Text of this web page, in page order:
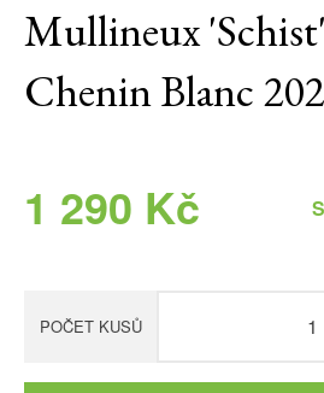
Mullineux
Chenin Blanc
1 290 Kč
POČET KUSŮ